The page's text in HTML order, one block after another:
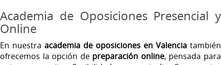
Academia de Oposiciones Presencial y
Online
En nuestra academia de oposiciones en Valencia también
ofrecemos la opción de preparación online, pensada para